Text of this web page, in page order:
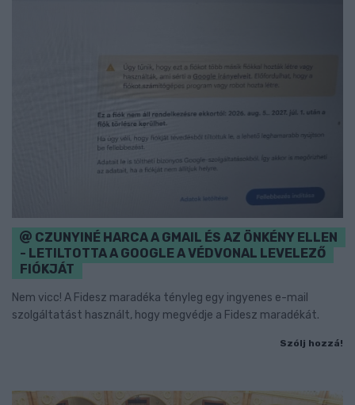
CZUNYINÉ HARCA A GMAIL ÉS AZ ÖNKÉNY ELLEN
- LETILTOTTA A GOOGLE A VÉDVONAL LEVELEZŐ
FIÓKJÁT
Nem vicc! A Fidesz maradéka tényleg egy ingyenes e-mail
szolgáltatást használt, hogy megvédje a Fidesz maradékát.
Szólj hozzá!